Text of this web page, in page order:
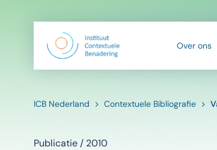
Over ons
ICB Nederland Contextuele Bibliografie
Publicatie / 2010